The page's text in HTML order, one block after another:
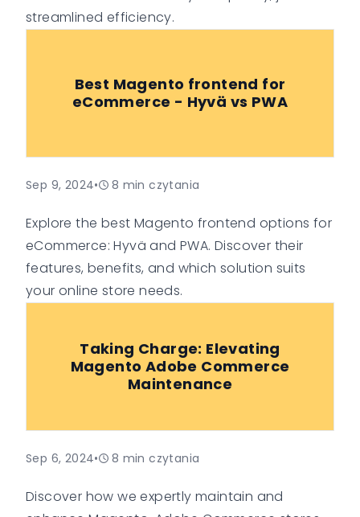
streamlined efficiency.
Best Magento frontend for
eCommerce - Hyvä vs PWA
Sep 9, 2024• 8 min czytania
Explore the best Magento frontend options for
eCommerce: Hyvä and PWA. Discover their
features, benefits, and which solution suits
your online store needs.
Taking Charge: Elevating
Magento Adobe Commerce
Maintenance
Sep 6, 2024• 8 min czytania
Discover how we expertly maintain and